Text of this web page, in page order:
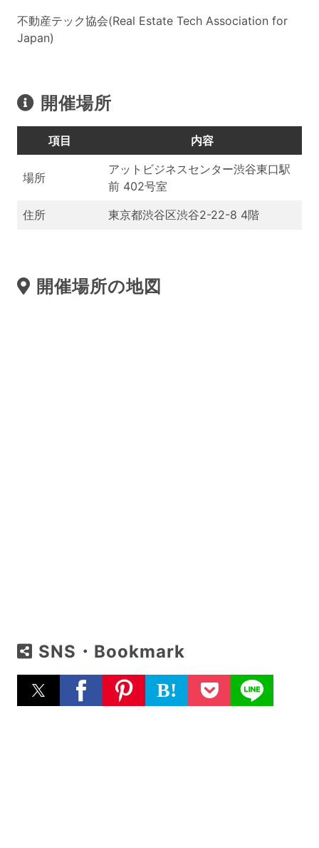
不動産テック協会(Real Estate Tech Association for
Japan)
開催場所
項目 内容
場所
アットビジネスセンター渋谷東口駅
前 402号室
住所
東京都渋谷区渋谷2-22-8 4階
開催場所の地図
SNS・Bookmark
B!